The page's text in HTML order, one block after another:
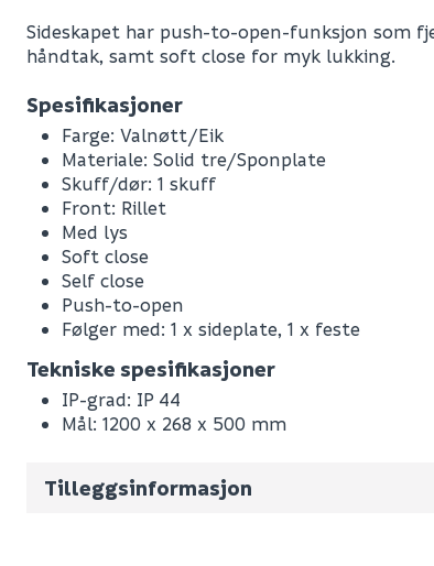
Sideskapet har push-to-open-funksjon som
håndtak, samt soft close for myk lukking.
Spesifikasjoner
Farge: Valnøtt/Eik
Materiale: Solid tre/Sponplate
Skuff/dør: 1 skuff
Front: Rillet
Med lys
Soft close
Self close
Push-to-open
Følger med: 1 x sideplate, 1 x feste
Tekniske spesifikasjoner
IP-grad: IP 44
Mål: 1200 x 268 x 500 mm
Tilleggsinformasjon
Leverandørens varenummer
Nobb No
Volum